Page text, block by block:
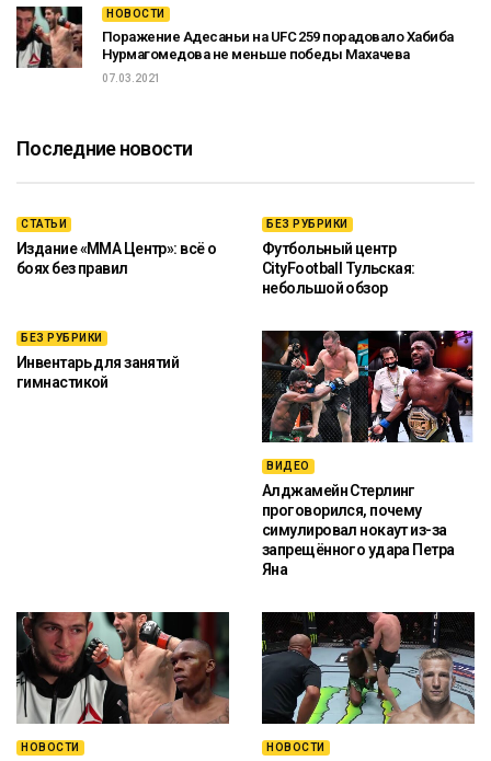
НОВОСТИ
Поражение Адесаньи на UFC 259 порадовало Хабиба
Нурмагомедова не меньше победы Махачева
07.03.2021
Последние новости
СТАТЬИ
Издание «ММА Центр»: всё о
боях без правил
БЕЗ РУБРИКИ
Футбольный центр
CityFootball Тульская:
небольшой обзор
БЕЗ РУБРИКИ
Инвентарь для занятий
гимнастикой
ВИДЕО
Алджамейн Стерлинг
проговорился, почему
симулировал нокаут из-за
запрещённого удара Петра
Яна
НОВОСТИ НОВОСТИ